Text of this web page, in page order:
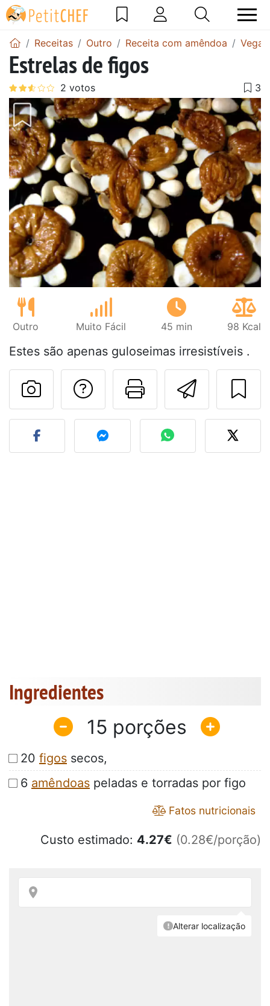
Receitas Outro Receita com amêndoa
Estrelas de figos
Outro Muito Fácil 45 min 98 Kcal
Estes são apenas guloseimas irresistíveis .
Imprima
Falar com o autor
Fez esta receita?
Ingredientes
15
20 figos secos,
6 amêndoas peladas e torradas por figo
Fatos nutricionais
Custo estimado: 4.27€ (0.28€/porção)